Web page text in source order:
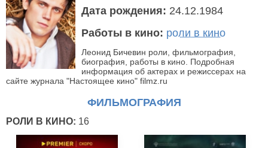
Дата рождения: 24.12.1984
Работы в кино: роли в кино
Леонид Бичевин роли, фильмография,
биография, работы в кино. Подробная
информация об актерах и режиссерах на
сайте журнала "Настоящее кино" filmz.ru
ФИЛЬМОГРАФИЯ
РОЛИ В КИНО: 16